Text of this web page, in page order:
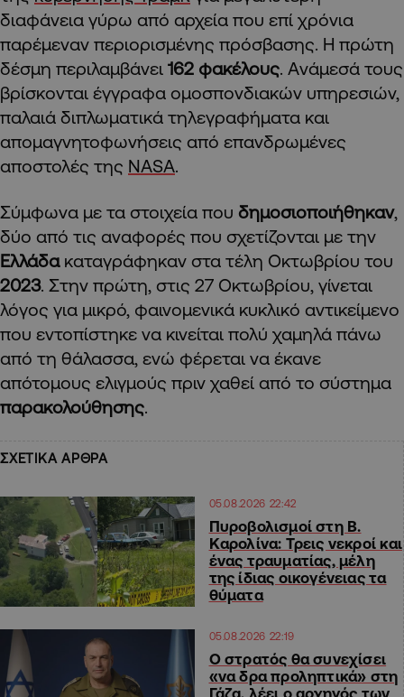
διαφάνεια γύρω από αρχεία που επί χρόνια
παρέμεναν περιορισμένης πρόσβασης. Η πρώτη
δέσμη περιλαμβάνει 162 φακέλους. Aνάμεσά τους
βρίσκονται έγγραφα ομοσπονδιακών υπηρεσιών,
παλαιά διπλωματικά τηλεγραφήματα και
απομαγνητοφωνήσεις από επανδρωμένες
αποστολές της NASA.
Σύμφωνα με τα στοιχεία που δημοσιοποιήθηκαν,
δύο από τις αναφορές που σχετίζονται με την
Ελλάδα καταγράφηκαν στα τέλη Οκτωβρίου του
2023. Στην πρώτη, στις 27 Οκτωβρίου, γίνεται
λόγος για μικρό, φαινομενικά κυκλικό αντικείμενο
που εντοπίστηκε να κινείται πολύ χαμηλά πάνω
από τη θάλασσα, ενώ φέρεται να έκανε
απότομους ελιγμούς πριν χαθεί από το σύστημα
παρακολούθησης.
ΣΧΕΤΙΚΑ ΑΡΘΡΑ
05.08.2026 22:42
Πυροβολισμοί στη Β.
Καρολίνα: Τρεις νεκροί και
ένας τραυματίας, μέλη
της ίδιας οικογένειας τα
θύματα
05.08.2026 22:19
Ο στρατός θα συνεχίσει
«να δρα προληπτικά» στη
Γάζα, λέει ο αρχηγός των